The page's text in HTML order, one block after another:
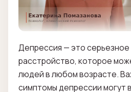
Депрессия — это
расстройство, которое
людей в любом возрасте.
симптомы депрессии могут